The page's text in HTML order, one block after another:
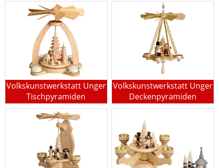
Volkskunstwerkstatt Unger
Tischpyramiden
Volkskunstwerkstatt Unger
Deckenpyramiden